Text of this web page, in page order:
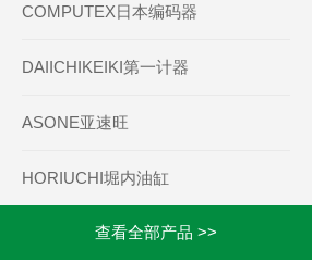
COMPUTEX日本编码器
DAIICHIKEIKI第一计器
ASONE亚速旺
HORIUCHI堀内油缸
查看全部产品 >>